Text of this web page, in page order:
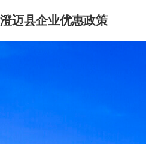
澄迈县企业优惠政策